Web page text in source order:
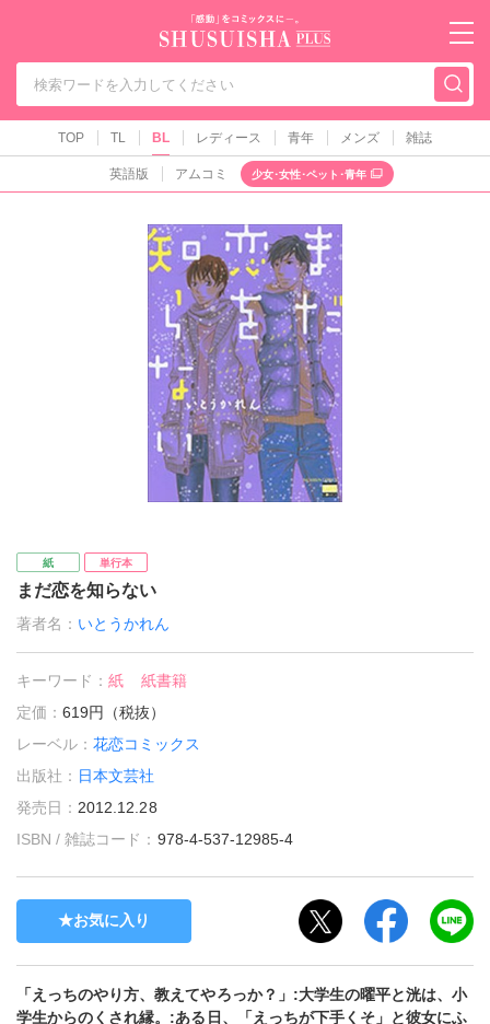
秋水社PLUS（テ
TOP TL BL レディース 青年 メンズ 雑誌
英語版 アムコミ 少女･女性･ペット･青年
紙 単行本
まだ恋を知らない
著者名： いとうかれん
キーワード：紙
紙書籍
定価：619円（税抜）
レーベル：花恋コミックス
出版社： 日本文芸社
発売日： 2012.12.28
ISBN / 雑誌コード： 978-4-537-12985-4
お気に入り
「えっちのやり方、教えてやろっか？」:大学生の曜平と洸は、小
学生からのくされ縁。:ある日、「えっちが下手くそ」と彼女にふ